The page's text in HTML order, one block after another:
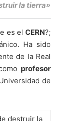
la tierra»
es el CERN?;
Ha sido
de la Real
profesor
de